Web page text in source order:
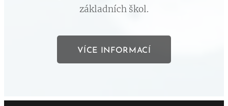
základních škol.
VÍCE INFORMACÍ